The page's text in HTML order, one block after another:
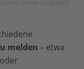
melden – etwa